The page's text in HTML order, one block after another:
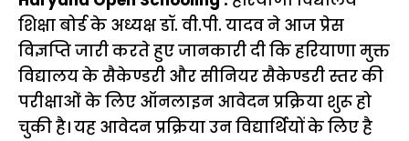
शिक्षा बोर्ड के अध्यक्ष डॉ. वी.पी. यादव ने आज प्रेस
विज्ञप्ति जारी करते हुए जानकारी दी कि हरियाणा मुक्त
विद्यालय के सैकेण्डरी और सीनियर सैकेण्डरी स्तर की
परीक्षाओं के लिए ऑनलाइन आवेदन प्रक्रिया शुरू हो
चुकी है। यह आवेदन प्रक्रिया उन विद्यार्थियों के लिए है